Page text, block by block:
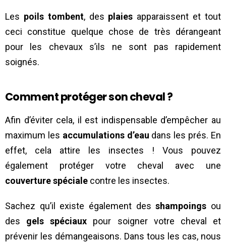
Les poils tombent, des plaies apparaissent et tout
ceci constitue quelque chose de très dérangeant
pour les chevaux s’ils ne sont pas rapidement
soignés.
Comment protéger son cheval ?
Afin d’éviter cela, il est indispensable d’empêcher au
maximum les accumulations d’eau dans les prés. En
effet, cela attire les insectes ! Vous pouvez
également protéger votre cheval avec une
couverture spéciale contre les insectes.
Sachez qu’il existe également desshampoings ou
des gels spéciaux pour soigner votre cheval et
prévenir les démangeaisons. Dans tous les cas, nous